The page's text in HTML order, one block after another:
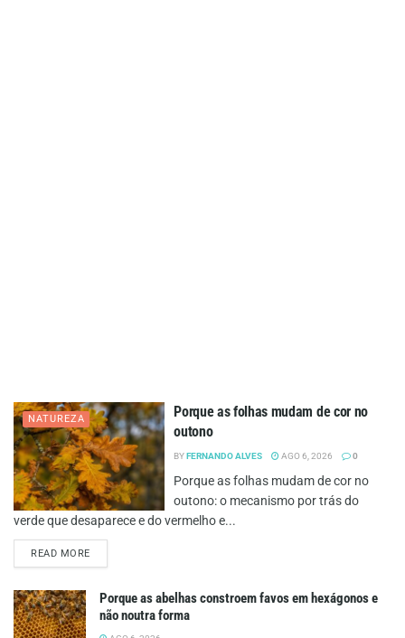
NATUREZA
Porque as folhas mudam de cor no
outono
BY FERNANDO ALVES AGO 6, 2026 0
Porque as folhas mudam de cor no
outono: o mecanismo por trás do
verde que desaparece e do vermelho e...
READ MOREDETAILS
Porque as abelhas constroem favos em hexágonos e
não noutra forma